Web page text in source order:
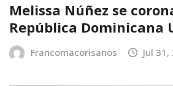
Melissa Núñez se
República Dominicana
Francomacorisanos Jul 31,